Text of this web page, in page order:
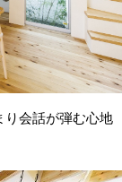
り会話が弾む心地